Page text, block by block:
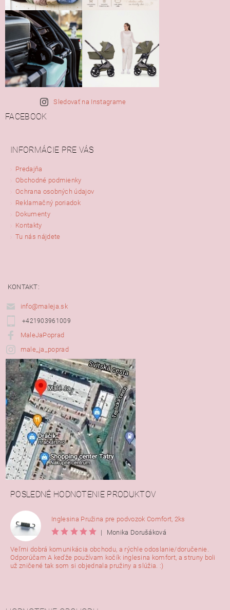
Sledovať na Instagrame
FACEBOOK
INFORMÁCIE PRE VÁS
Predajňa
Obchodné podmienky
Ochrana osobných údajov
Reklamačný poriadok
Dokumenty
Kontakty
Tu nás nájdete
KONTAKT:
info@maleja.sk
+421903961009
MaleJaPoprad
male_ja_poprad
POSLEDNÉ HODNOTENIE PRODUKTOV
Inglesina Pružina pre podvozok Comfort, 2ks
|
Monika Dorušáková
Veľmi dobrá komunikácia obchodu, a rýchle odoslanie/doručenie.
Odporúčam A keďže používam kočík inglesina komfort, a struny boli
už zničené tak som si objednala pružiny a slúžia. :)